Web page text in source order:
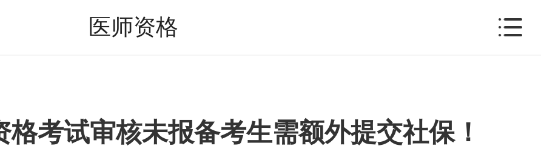
医师资格
考试审核未报备考生需额外提交社保！